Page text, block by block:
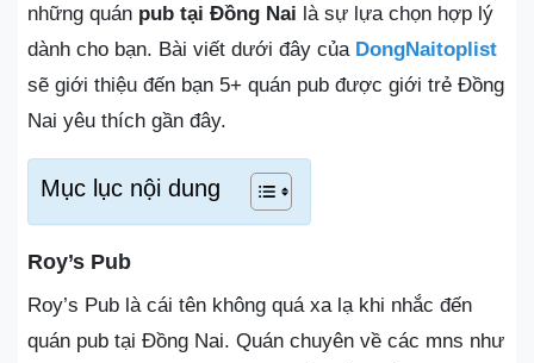
những quán pub tại Đồng Nai là sự lựa chọn hợp lý
dành cho bạn. Bài viết dưới đây của DongNaitoplist
sẽ giới thiệu đến bạn 5+ quán pub được giới trẻ Đồng
Nai yêu thích gần đây.
Mục lục nội dung
Roy’s Pub
Roy’s Pub là cái tên không quá xa lạ khi nhắc đến
quán pub tại Đồng Nai. Quán chuyên về các mns như